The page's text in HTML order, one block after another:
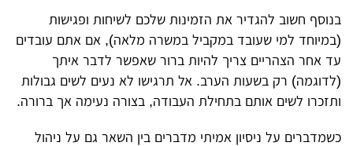
בנוסף חשוב להגדיר את הזמינות שלכם לשיחות ופגישות
(במיוחד למי שעובד במקביל במשרה מלאה), אם אתם עובדים
עד אחר הצהריים צריך להיות ברור שאפשר לדבר איתך
(לדוגמה) רק בשעות הערב. אל תרגישו לא נעים לשים גבולות
ותזכרו לשים אותם בתחילת העבודה, בצורה נעימה אך ברורה.
כשמדברים על ניסיון אמיתי מדברים בין השאר גם על ניהול